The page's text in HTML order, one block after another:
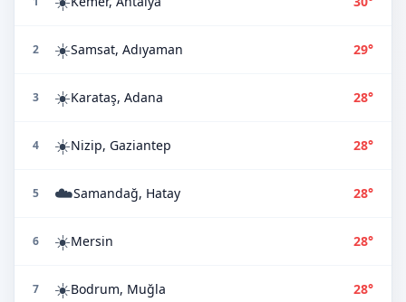
2 ☀️Samsat, Adıyaman 29°
3 ☀️Karataş, Adana 28°
4 ☀️Nizip, Gaziantep 28°
5 ☁️Samandağ, Hatay 28°
6 ☀️Mersin 28°
7 ☀️Bodrum, Muğla 28°